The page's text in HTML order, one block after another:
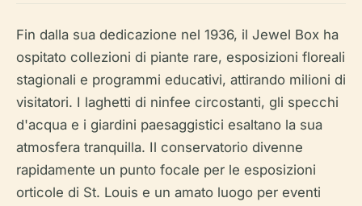
Fin dalla sua dedicazione nel 1936, il Jewel Box ha
ospitato collezioni di piante rare, esposizioni floreali
stagionali e programmi educativi, attirando milioni di
visitatori. I laghetti di ninfee circostanti, gli specchi
d'acqua e i giardini paesaggistici esaltano la sua
atmosfera tranquilla. Il conservatorio divenne
rapidamente un punto focale per le esposizioni
orticole di St. Louis e un amato luogo per eventi